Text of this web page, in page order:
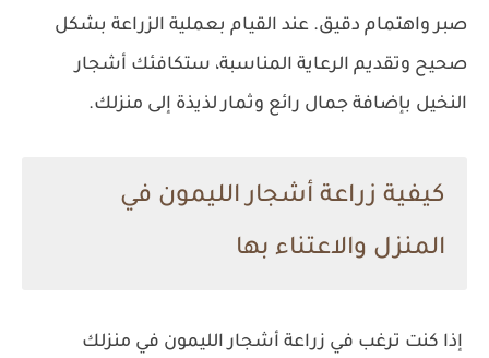
صبر واهتمام دقيق. عند القيام بعملية الزراعة بشكل
صحيح وتقديم الرعاية المناسبة، ستكافئك أشجار
النخيل بإضافة جمال رائع وثمار لذيذة إلى منزلك.
كيفية زراعة أشجار الليمون في
المنزل والاعتناء بها
إذا كنت ترغب في زراعة أشجار الليمون في منزلك